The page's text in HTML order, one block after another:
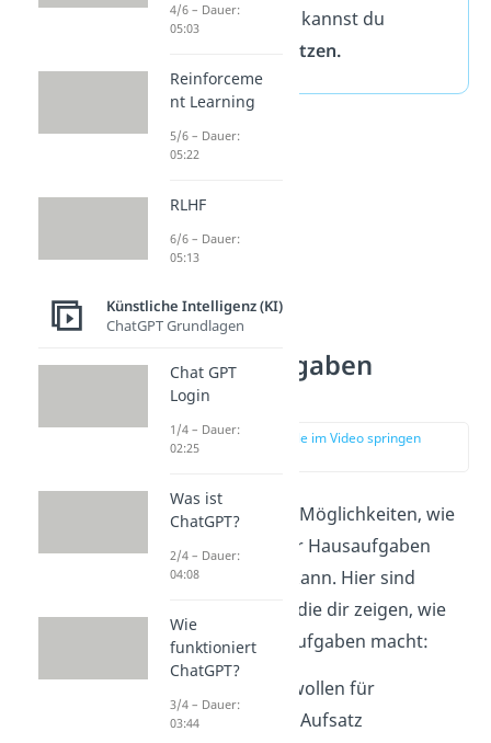
Super! Jetzt kannst du
nutzen.
KI Hausaufgaben
Beispiele
zur Stelle im Video springen
Es gibt unzählige Möglichkeiten, wie
ChatGPT als KI für Hausaufgaben
genutzt werden kann. Hier sind
die dir zeigen, wie
eine KI die Hausaufgaben macht:
: Wir wollen für
Geschichte einen Aufsatz
4/6 – Dauer:
05:03
Reinforceme
nt Learning
5/6 – Dauer:
05:22
RLHF
6/6 – Dauer:
05:13
Künstliche Intelligenz (KI)
ChatGPT Grundlagen
Chat GPT
Login
1/4 – Dauer:
02:25
Was ist
ChatGPT?
2/4 – Dauer:
04:08
Wie
funktioniert
ChatGPT?
3/4 – Dauer:
03:44